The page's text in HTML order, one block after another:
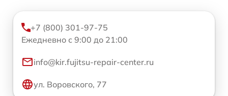
+7 (800) 301-97-75
Ежедневно с 9:00 до 21:00
info@kir.fujitsu-repair-center.ru
ул. Воровского, 77